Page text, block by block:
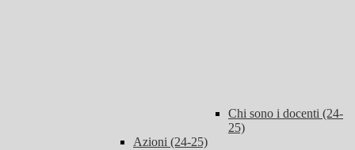
Chi sono i docenti (24-
25)
Azioni (24-25)